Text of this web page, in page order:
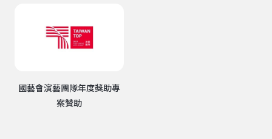
國藝會演藝團隊年度獎助專
案贊助